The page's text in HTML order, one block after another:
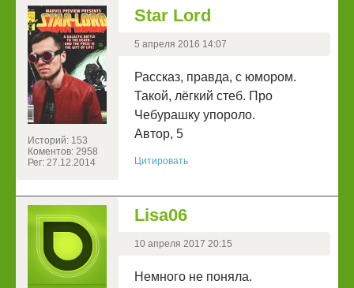
Историй: 153
Коментов: 2958
Рег: 27.12.2014
Star Lord
5 апреля 2016 14:07
Рассказ, правда, с юмором.
Такой, лёгкий стеб. Про
Чебурашку упороло.
Автор, 5
Цитировать
Lisa06
10 апреля 2017 20:15
Немного не поняла.